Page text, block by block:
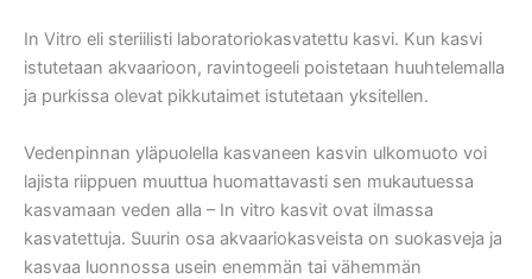
In Vitro eli steriilisti laboratoriokasvatettu kasvi. Kun kasvi
istutetaan akvaarioon, ravintogeeli poistetaan huuhtelemalla
ja purkissa olevat pikkutaimet istutetaan yksitellen.
Vedenpinnan yläpuolella kasvaneen kasvin ulkomuoto voi
lajista riippuen muuttua huomattavasti sen mukautuessa
kasvamaan veden alla – In vitro kasvit ovat ilmassa
kasvatettuja. Suurin osa akvaariokasveista on suokasveja ja
kasvaa luonnossa usein enemmän tai vähemmän